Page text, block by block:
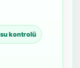
su kontrolü